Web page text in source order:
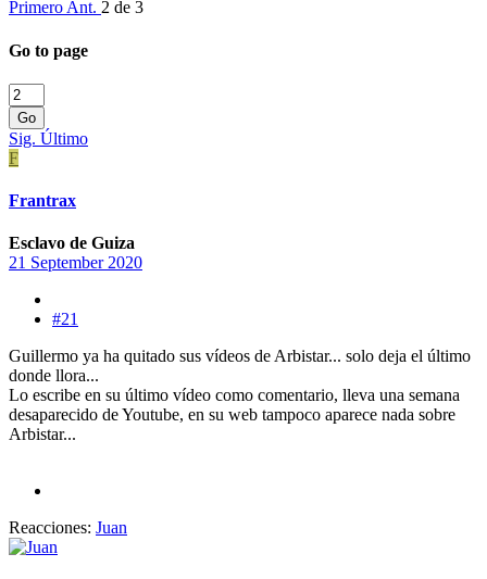
Primero Ant. 2 de 3
Go to page
Go
Sig. Último
F
Frantrax
Esclavo de Guiza
21 September 2020
#21
Guillermo ya ha quitado sus vídeos de Arbistar... solo deja el último
donde llora...
Lo escribe en su último vídeo como comentario, lleva una semana
desaparecido de Youtube, en su web tampoco aparece nada sobre
Arbistar...
Reacciones: Juan